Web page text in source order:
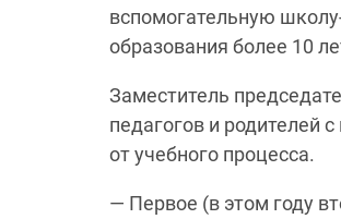
вспомогательную
образования более 10
Заместитель
педагогов и родителей
от учебного процесса.
— Первое (в этом году